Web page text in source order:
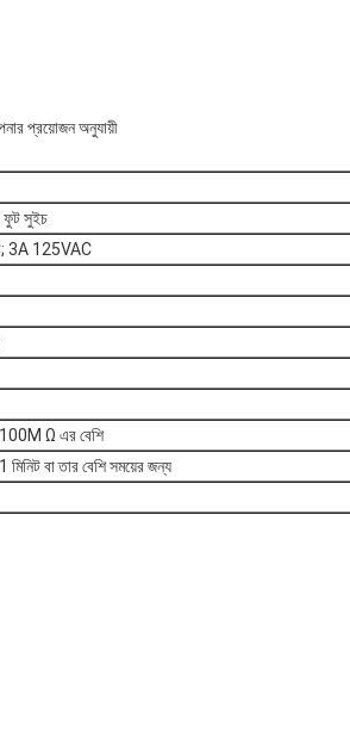
প্রয়োজন অনুযায়ী
সুইচ
3A 125VAC
Ω এর বেশি
বা তার বেশি সময়ের জন্য